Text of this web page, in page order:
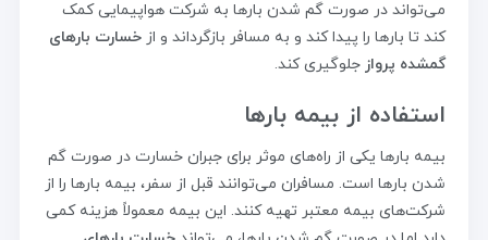
می‌تواند در صورت گم شدن بارها به شرکت هواپیمایی کمک
کند تا بارها را پیدا کند و به مسافر بازگرداند و از خسارت بارهای
گمشده پرواز جلوگیری کند.
استفاده از بیمه بارها
بیمه بارها یکی از راه‌های موثر برای جبران خسارت در صورت گم
شدن بارها است. مسافران می‌توانند قبل از سفر، بیمه بارها را از
شرکت‌های بیمه معتبر تهیه کنند. این بیمه معمولاً هزینه کمی